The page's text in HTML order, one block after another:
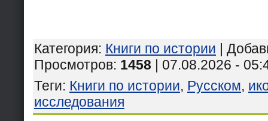
Категория: Книги по истории |
Просмотров: 1458 | 07.08.2026 -
Теги: Книги по истории, Русском,
исследования